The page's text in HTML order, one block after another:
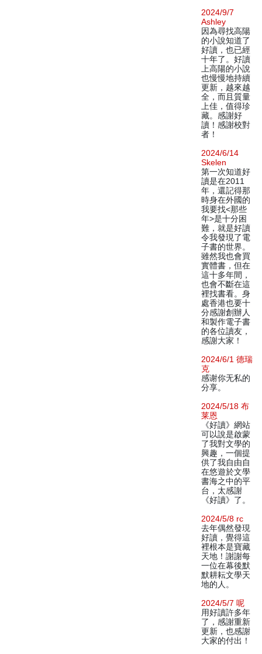
2024/9/7
Ashley
因為尋找高陽
的小說知道了
好讀，也已經
十年了。好讀
上高陽的小說
也慢慢地持續
更新，越來越
全，而且質量
上佳，值得珍
藏。感謝好
讀！感謝校對
者！
2024/6/14
Skelen
第一次知道好
讀是在2011
年，還記得那
時身在外國的
我要找<那些
年>是十分困
難，就是好讀
令我發現了電
子書的世界。
雖然我也會買
實體書，但在
這十多年間，
也會不斷在這
裡找書看。身
處香港也要十
分感謝創辦人
和製作電子書
的各位讀友，
感謝大家！
2024/6/1 德瑞
克
感谢你无私的
分享。
2024/5/18 布
莱恩
《好讀》網站
可以說是啟蒙
了我對文學的
興趣，一個提
供了我自由自
在悠遊於文學
書海之中的平
台，太感謝
《好讀》了。
2024/5/8 rc
去年偶然發現
好讀，覺得這
裡根本是寶藏
天地！謝謝每
一位在幕後默
默耕耘文學天
地的人。
2024/5/7 呢
用好讀許多年
了，感謝重新
更新，也感謝
大家的付出！